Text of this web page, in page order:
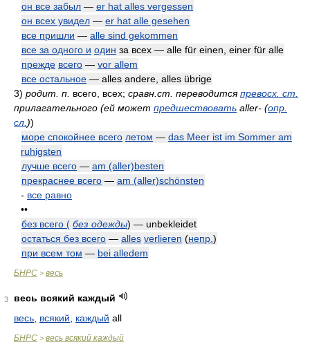
он все забыл — er hat alles vergessen
он всех увидел — er hat alle gesehen
все пришли — alle sind gekommen
все за одного и один за всех — alle für einen, einer für alle
прежде всего — vor allem
все остальное — alles andere, alles übrige
3) родит. п. всего, всех; сравн.ст. переводитсяпревосх. ст.
прилагательного (ей может предшествовать aller- (опр.
сл. ))
море спокойнее всего летом — das Meer ist im Sommer am
ruhigsten
лучше всего — am (aller)besten
прекраснее всего — am (aller)schönsten
- все равно
••
без всего ( без одежды) — unbekleidet
остаться без всего — alles verlieren (непр. )
при всем том — bei alledem
БНРС > весь
3
весь всякий каждый
весь всякий каждый all
БНРС > весь всякий каждый